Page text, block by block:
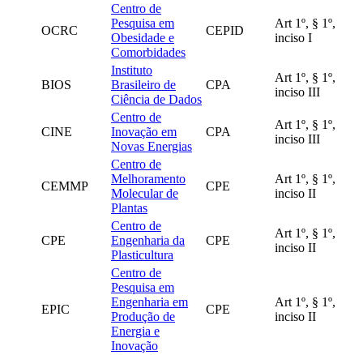
OCRC
Centro de
Pesquisa em
Obesidade e
Comorbidades
CEPID
Art 1º, § 1º,
inciso I
BIOS
Instituto
Brasileiro de
Ciência de Dados
CPA
Art 1º, § 1º,
inciso III
CINE
Centro de
Inovação em
Novas Energias
CPA
Art 1º, § 1º,
inciso III
CEMMP
Centro de
Melhoramento
Molecular de
Plantas
CPE
Art 1º, § 1º,
inciso II
CPE
Centro de
Engenharia da
Plasticultura
CPE
Art 1º, § 1º,
inciso II
EPIC
Centro de
Pesquisa em
Engenharia em
Produção de
Energia e
Inovação
CPE
Art 1º, § 1º,
inciso II